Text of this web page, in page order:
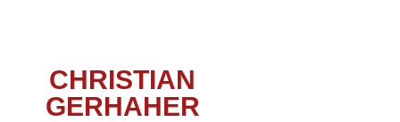
CHRISTIAN
GERHAHER